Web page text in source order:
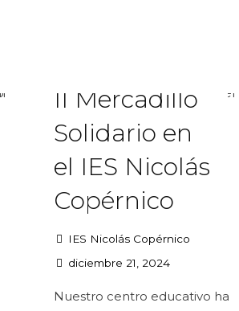
II Mercadillo
Solidario en
el IES Nicolás
Copérnico
IES Nicolás Copérnico
diciembre 21, 2024
Nuestro centro educativo ha